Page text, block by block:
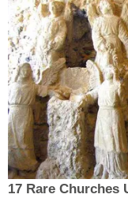
17 Rare